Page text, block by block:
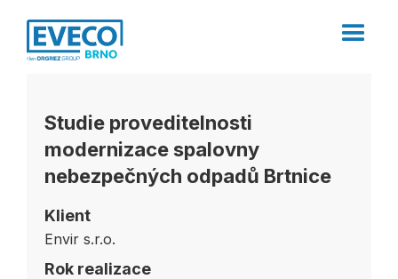
Studie proveditelnosti
modernizace spalovny
nebezpečných odpadů Brtnice
Klient
Envir s.r.o.
Rok realizace